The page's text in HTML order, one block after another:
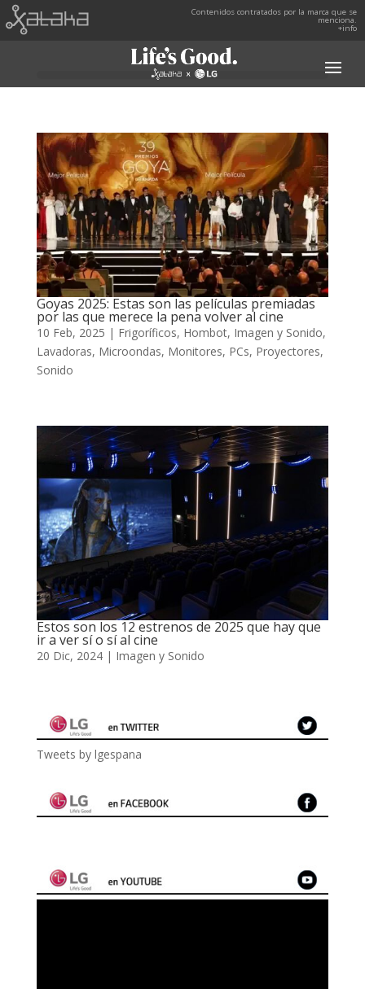
Contenidos contratados por la marca que se
menciona.
+info
Goyas 2025: Estas son las películas premiadas
por las que merece la pena volver al cine
10 Feb, 2025 | Frigoríficos, Hombot, Imagen y Sonido,
Lavadoras, Microondas, Monitores, PCs, Proyectores,
Sonido
Estos son los 12 estrenos de 2025 que hay que
ir a ver sí o sí al cine
20 Dic, 2024| Imagen y Sonido
Tweets by lgespana